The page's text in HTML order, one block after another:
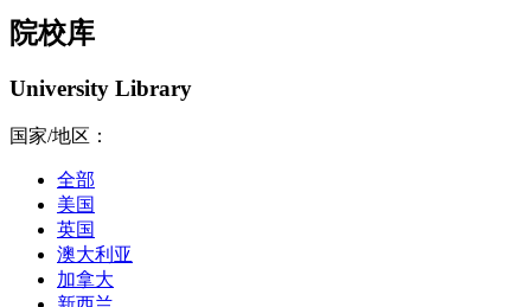
院校库
University Library
国家/地区：
全部
美国
英国
澳大利亚
加拿大